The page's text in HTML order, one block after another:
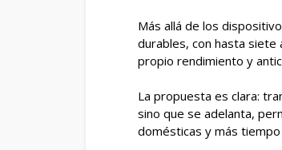
Más allá de los
durables, con hasta siete
propio rendimiento y
La propuesta es clara:
sino que se adelanta,
domésticas y más